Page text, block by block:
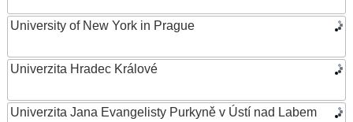
University of New York in Prague
Univerzita Hradec Králové
Univerzita Jana Evangelisty Purkyně v Ústí nad Labem